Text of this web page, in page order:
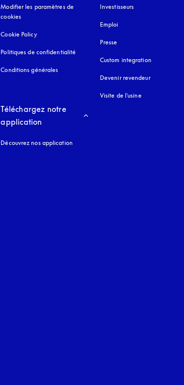
Modifier les paramètres de
cookies
Cookie Policys’ouvre dans un nouvel onglet
Politiques de confidentialité
Conditions générales
Investisseurs
Emploi
Presse
Custom integration
Devenir revendeur
Visite de l'usine
Téléchargez notre
application
Découvrez nos application